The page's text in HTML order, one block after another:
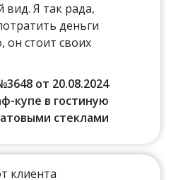
Я так рада,
деньги
он стоит своих
от 20.08.2024
купе в гостиную
стеклами